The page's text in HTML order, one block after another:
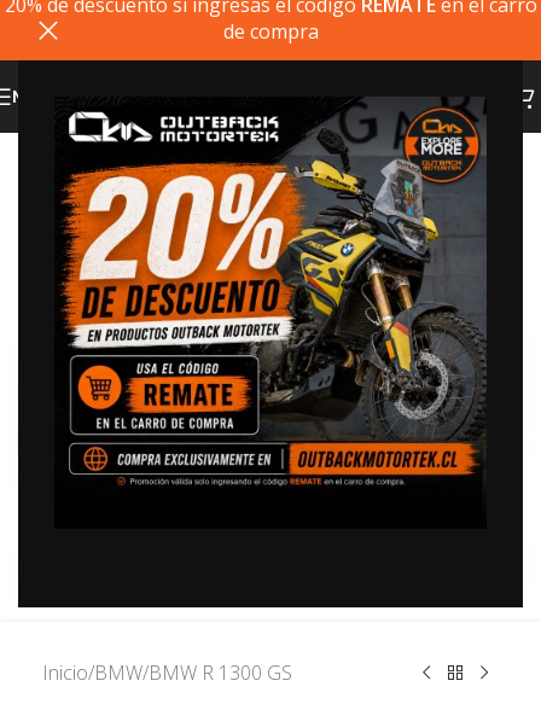
de compra
MENU
20% dto. codigo
REMATE
Click to enlarge
Inicio/BMW/BMW R 1300 GS